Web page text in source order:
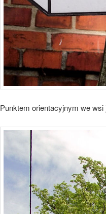
Punktem orientacyjnym we